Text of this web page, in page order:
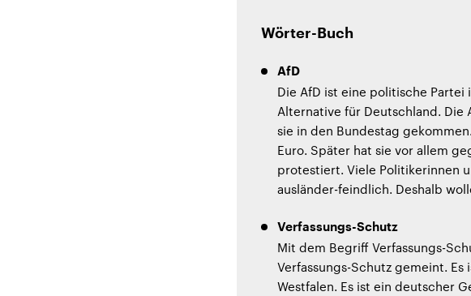
Wörter-Buch
AfD
Die AfD ist eine politische
Alternative für Deutschland. Die
sie in den Bundestag
Euro. Später hat sie vor allem
protestiert. Viele Politikerinnen
ausländer-feindlich. Deshalb
Verfassungs-Schutz
Mit dem Begriff Verfassungs-
Verfassungs-Schutz gemeint.
Westfalen. Es ist ein deutscher